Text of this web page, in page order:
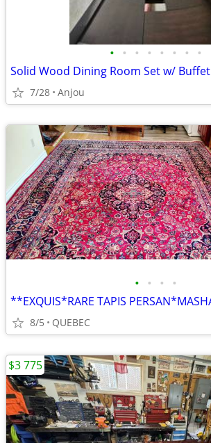
• • • • • • • •
Solid Wood Dining Room Set w/ Buffet
7/28 Anjou
• • • •
8/5 QUEBEC
$3 775